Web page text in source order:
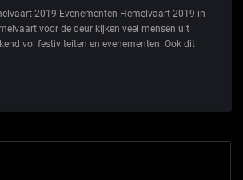
2019 Evenementen Hemelvaart 2019 in
voor de deur kijken veel mensen uit
vol festiviteiten en evenementen. Ook dit